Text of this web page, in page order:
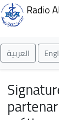
Radio
العربية